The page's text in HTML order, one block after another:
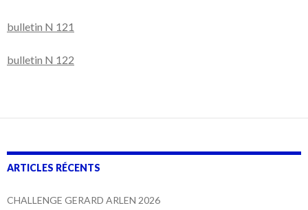
bulletin N 121
bulletin N 122
ARTICLES RÉCENTS
CHALLENGE GERARD ARLEN 2026